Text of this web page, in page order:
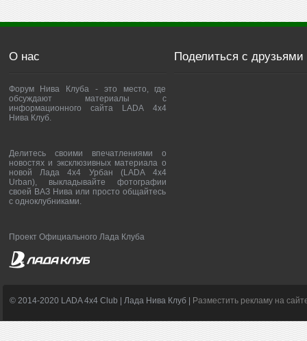
О нас
Форум Нива Клуба - это место, где
обсуждают материалы с
информационного сайта LADA 4x4
Нива Клуб.
Делитесь своими впечатлениями о
новостях и эксклюзивных материала о
новой Лада 4х4 Урбан (LADA 4x4
Urban), выкладывайте фотографии
своей ВАЗ Нива или просто общайтесь
с одноклубниками.
Проект Официального Лада Клуба
Поделиться с друзьями
© 2014-2020 LADA 4x4 Club | Лада Нива Клуб | Разместить рекламу на